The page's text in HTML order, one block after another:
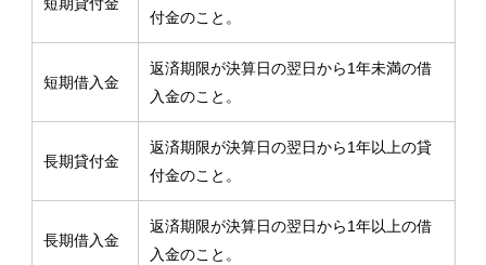
付金のこと。
短期借入金
返済期限が決算日の翌日から1年未満の借
入金のこと。
長期貸付金
返済期限が決算日の翌日から1年以上の貸
付金のこと。
長期借入金
返済期限が決算日の翌日から1年以上の借
入金のこと。